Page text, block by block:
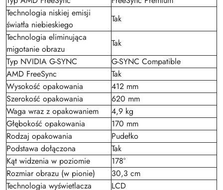
Technologia niskiej emisji
światła niebieskiego
Tak
Technologia eliminująca
migotanie obrazu
Tak
Typ NVIDIA G-SYNC
G-SYNC Compatible
AMD FreeSync
Tak
Wysokość opakowania
412 mm
Szerokość opakowania
620 mm
Waga wraz z opakowaniem
4,9 kg
Głębokość opakowania
170 mm
Rodzaj opakowania
Pudełko
Podstawa dołączona
Tak
Kąt widzenia w poziomie
178°
Rozmiar obrazu (w pionie)
30,3 cm
Technologia wyświetlacza
LCD